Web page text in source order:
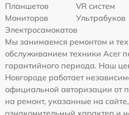
Планшетов
VR систем
Мониторов
Ультрабуков
Электросамокатов
Мы занимаемся ремонтом и
обслуживанием техники Acer
гарантийного периода. Наш
Новгороде работает
официальной авторизации от
на ремонт, указанные на